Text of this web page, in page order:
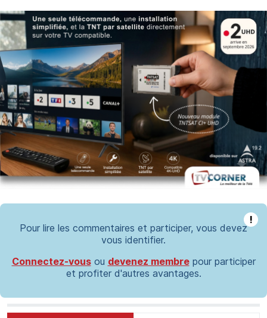
!
Pour lire les commentaires et participer, vous devez
vous identifier.
Connectez-vousou devenez membrepour participer
et profiter d'autres avantages.